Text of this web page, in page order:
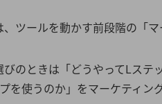
ツールを動かす前段階の「
のときは「どうやってLス
を使うのか」をマーケティン